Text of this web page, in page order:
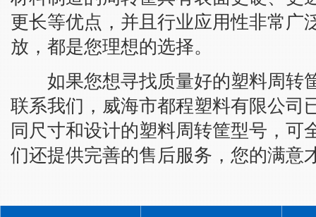
更长等优点，并且行业应用性非常广
放，都是您理想的选择。
如果您想寻找质量好的塑料周转
联系我们，威海市都程塑料有限公司
同尺寸和设计的塑料周转筐型号，可
们还提供完善的售后服务，您的满意